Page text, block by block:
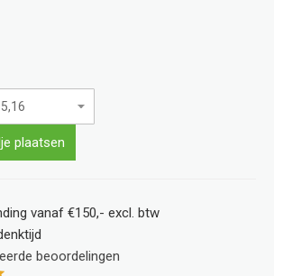
plaatsen
vanaf €150,- excl. btw
beoordelingen